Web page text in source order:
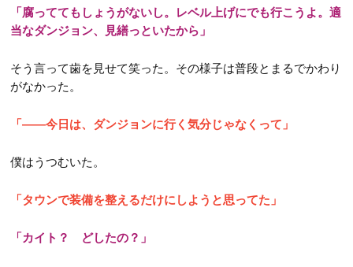
第13話
第15話
第19話
第34話
第37話
第40話
第41話
第52話
第53話
第54話
第64話
第66話
第68話
「腐っててもしょうがないし。レベル上げにでも行こうよ。適
当なダンジョン、見繕っといたから」
そう言って歯を見せて笑った。その様子は普段とまるでかわり
がなかった。
「――今日は、ダンジョンに行く気分じゃなくって」
僕はうつむいた。
「タウンで装備を整えるだけにしようと思ってた」
「カイト？ どしたの？」